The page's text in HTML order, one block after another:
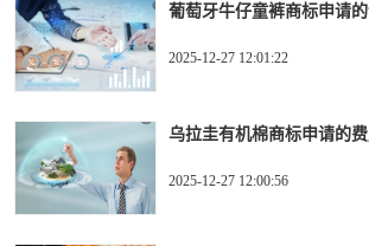
葡萄牙牛仔童裤商标申请
2025-12-27 12:01:22
乌拉圭有机棉商标申请的
2025-12-27 12:00:56